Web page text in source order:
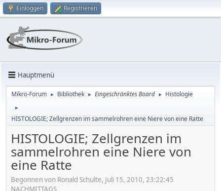
Einloggen Registrieren
Hauptmenü
Mikro-Forum ► Bibliothek ► Eingeschränktes Board ► Histologie
►
HISTOLOGIE; Zellgrenzen im sammelrohren eine Niere von eine Ratte
HISTOLOGIE; Zellgrenzen im
sammelrohren eine Niere von
eine Ratte
Begonnen von Ronald Schulte, Juli 15, 2010, 23:22:45
NACHMITTAGS